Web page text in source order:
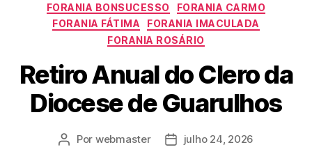
FORANIA BONSUCESSO
FORANIA CARMO
FORANIA FÁTIMA
FORANIA IMACULADA
FORANIA ROSÁRIO
Retiro Anual do Clero da
Diocese de Guarulhos
Por webmaster
julho 24, 2026